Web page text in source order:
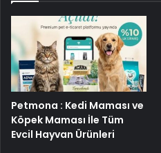
Petmona : Kedi Maması ve
Köpek Maması İle Tüm
Evcil Hayvan Ürünleri